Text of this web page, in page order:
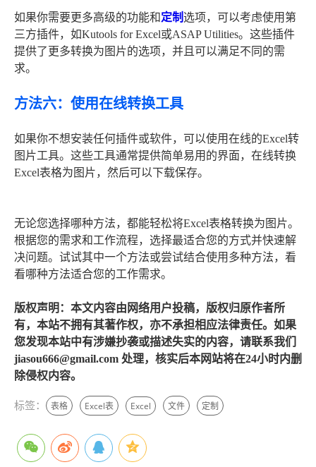
如果你需要更多高级的功能和定制 选项，可以考虑使用第
三方插件，如Kutools for Excel或ASAP Utilities。这些插件
提供了更多转换为图片的选项，并且可以满足不同的需
求。
方法六：使用在线转换工具
如果你不想安装任何插件或软件，可以使用在线的Excel转
图片工具。这些工具通常提供简单易用的界面，在线转换
Excel表格为图片，然后可以下载保存。
无论您选择哪种方法，都能轻松将Excel表格转换为图片。
根据您的需求和工作流程，选择最适合您的方式并快速解
决问题。试试其中一个方法或尝试结合使用多种方法，看
看哪种方法适合您的工作需求。
版权声明：本文内容由网络用户投稿，版权归原作者所
有，本站不拥有其著作权，亦不承担相应法律责任。如果
您发现本站中有涉嫌抄袭或描述失实的内容，请联系我们
jiasou666@gmail.com 处理，核实后本网站将在24小时内删
除侵权内容。
标签： 表格 Excel表 Excel 文件 定制